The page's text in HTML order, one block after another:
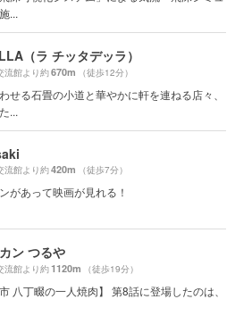
...
（ラ チッタデッラ）
流館より約670m （徒歩12分）
せる石畳の小道と華やかに軒を連ねる店々、
...
流館より約420m （徒歩7分）
があって映画が見れる！
ン つるや
流館より約1120m （徒歩19分）
八丁畷の一人焼肉】 第8話に登場したのは、